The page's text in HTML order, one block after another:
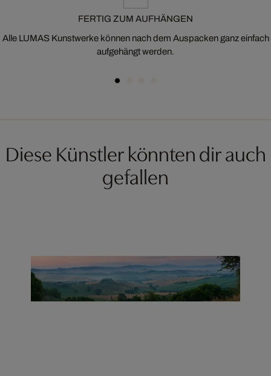
FERTIG ZUM AUFHÄNGEN
Alle LUMAS Kunstwerke können nach dem Auspacken ganz einfach
aufgehängt werden.
Diese Künstler könnten dir auch
gefallen